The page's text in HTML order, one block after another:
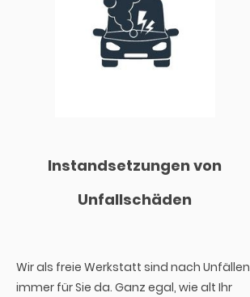
Instandsetzungen von
Unfallschäden
Wir als freie Werkstatt sind nach Unfällen
immer für Sie da. Ganz egal, wie alt Ihr